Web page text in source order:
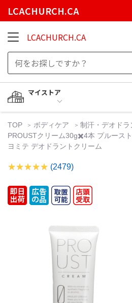
LCACHURCH.CA
LCACHURCH.CA
マイストア
TOP ボディケア 制汗・デオドラ
PROUSTクリーム30g✖️4本 プルース
ヨミテ デオドラントクリーム
(2479)